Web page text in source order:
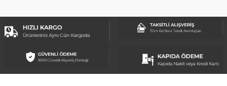
Görüş ve önerileriniz için teşekkür ederiz.
Ürün açıklamasında eksik bilgiler bulunuyor.
Ürün bilgilerinde hatalar bulunuyor.